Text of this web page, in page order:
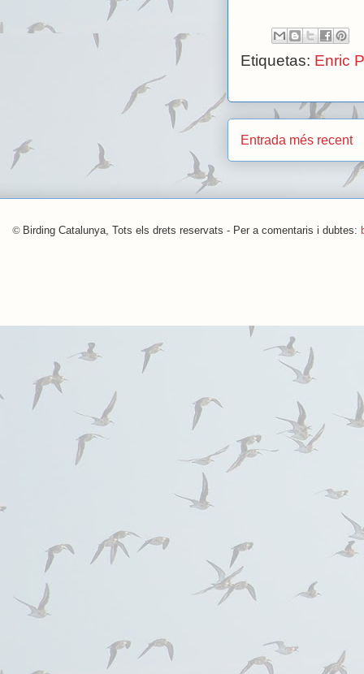
Etiquetas: Enric
Entrada més recent
© Birding Catalunya, Tots els drets reservats - Per a comentaris i dubtes: